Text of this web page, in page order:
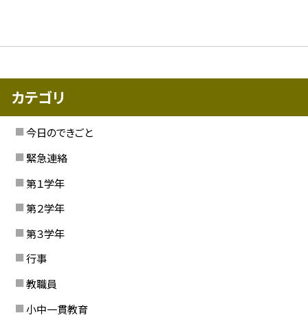
カテゴリ
今日のできごと
緊急連絡
第１学年
第２学年
第３学年
行事
教職員
小中一貫教育